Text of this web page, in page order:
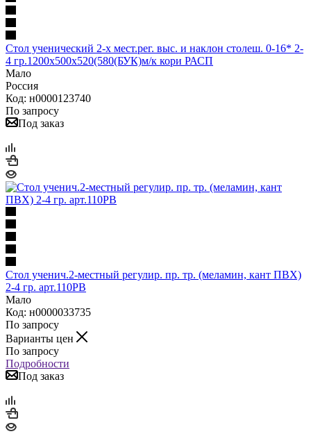
Стол ученический 2-х мест.рег. выс. и наклон столеш. 0-16* 2-
4 гр.1200х500х520(580(БУК)м/к кори РАСП
Мало
Россия
Код: н0000123740
По запросу
Под заказ
Стол ученич.2-местный регулир. пр. тр. (меламин, кант ПВХ)
2-4 гр. арт.110РВ
Мало
Код: н0000033735
По запросу
Варианты цен
По запросу
Подробности
Под заказ